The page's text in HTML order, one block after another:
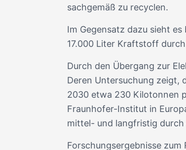
sachgemäß zu recyclen.
Im Gegensatz dazu sieht
17.000 Liter Kraftstoff
Durch den Übergang zur
Deren Untersuchung zeigt,
2030 etwa 230 Kilotonnen
Fraunhofer-Institut in
mittel- und langfristig
Forschungsergebnisse